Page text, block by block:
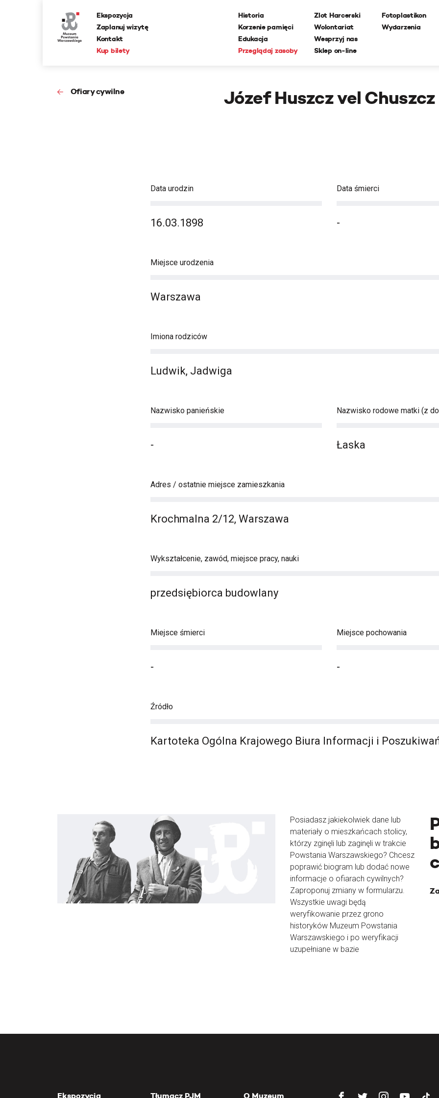
Ekspozycja
Zaplanuj wizytę
Kontakt
Kup bilety
Historia
Korzenie pamięci
Edukacja
Przeglądaj zasoby
Zlot Harcerski
Wolontariat
Wesprzyj nas
Sklep on-line
Fotoplastikon
Wydarzenia
Ofiary cywilne Józef Huszcz vel Chuszcz
Data urodzin
16.03.1898
Data śmierci
-
Miejsce urodzenia
Warszawa
Imiona rodziców
Ludwik, Jadwiga
Nazwisko panieńskie
-
Nazwisko rodowe matki (z
Łaska
Adres / ostatnie miejsce zamieszkania
Krochmalna 2/12, Warszawa
Wykształcenie, zawód, miejsce pracy, nauki
przedsiębiorca budowlany
Miejsce śmierci
-
Miejsce pochowania
-
Źródło
Kartoteka Ogólna Krajowego Biura Informacji i
Posiadasz jakiekolwiek dane lub
materiały o mieszkańcach stolicy,
którzy zginęli lub zaginęli w trakcie
Powstania Warszawskiego? Chcesz
poprawić biogram lub dodać nowe
informacje o ofiarach cywilnych?
Zaproponuj zmiany w formularzu.
Wszystkie uwagi będą
weryfikowanie przez grono
historyków Muzeum Powstania
Warszawskiego i po weryfikacji
uzupełniane w bazie
Ekspozycja Tłumacz PJM O Muzeum